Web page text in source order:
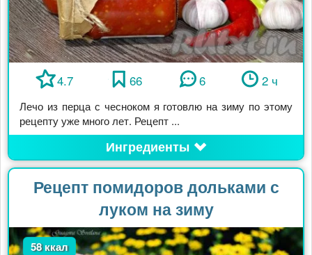
4.7 66 6 2 ч
Лечо из перца с чесноком я готовлю на зиму по этому
рецепту уже много лет. Рецепт ...
Ингредиенты
Рецепт помидоров дольками с
луком на зиму
58 ккал